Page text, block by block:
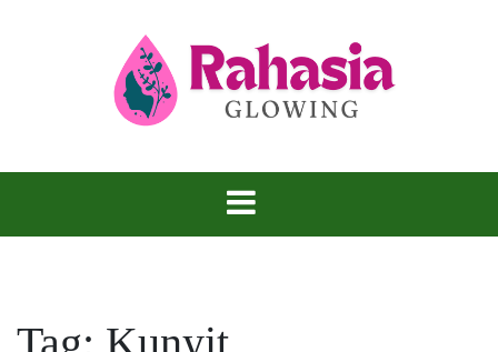
Rahasia
Glowing
Disembunyikan.